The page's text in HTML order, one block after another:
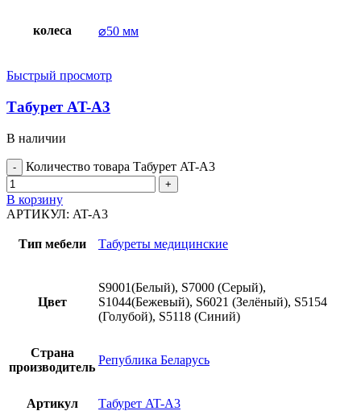
колеса ⌀50 мм
Быстрый просмотр
Табурет AT-A3
В наличии
Количество товара Табурет AT-A3
В корзину
АРТИКУЛ: AT-A3
Тип мебели Табуреты медицинские
Цвет
S9001(Белый), S7000 (Серый),
S1044(Бежевый), S6021 (Зелёный), S5154
(Голубой), S5118 (Синий)
Страна
производитель
Република Беларусь
Артикул Табурет AT-A3